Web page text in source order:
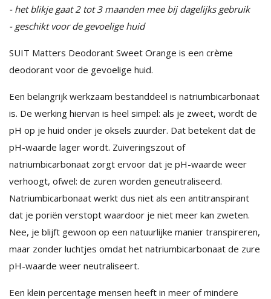
- het blikje gaat 2 tot 3 maanden mee bij dagelijks gebruik
- geschikt voor de gevoelige huid
SUIT Matters Deodorant Sweet Orange is een crème
deodorant voor de gevoelige huid.
Een belangrijk werkzaam bestanddeel is natriumbicarbonaat
is. De werking hiervan is heel simpel: als je zweet, wordt de
pH op je huid onder je oksels zuurder. Dat betekent dat de
pH-waarde lager wordt. Zuiveringszout of
natriumbicarbonaat zorgt ervoor dat je pH-waarde weer
verhoogt, ofwel: de zuren worden geneutraliseerd.
Natriumbicarbonaat werkt dus niet als een antitranspirant
dat je poriën verstopt waardoor je niet meer kan zweten.
Nee, je blijft gewoon op een natuurlijke manier transpireren,
maar zonder luchtjes omdat het natriumbicarbonaat de zure
pH-waarde weer neutraliseert.
Een klein percentage mensen heeft in meer of mindere